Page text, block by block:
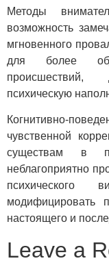
Методы
возможность
мгновенного
для более
происшествий,
психическую
Когнитивно-
чувственной
существам в
неблагоприятно
модифицировать
настоящего и
Leave a